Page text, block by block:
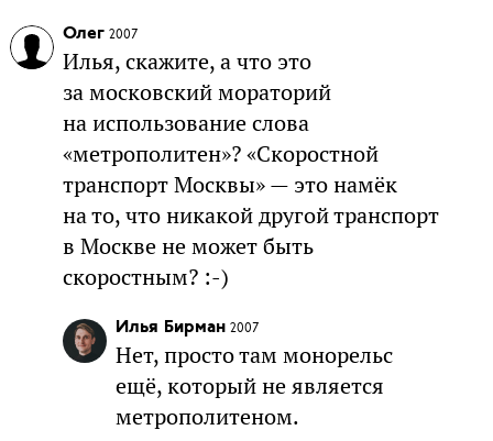
Олег 2007
Илья, скажите, а что это
за московский мораторий
на использование слова
«метрополитен»? «Скоростной
транспорт Москвы» — это намёк
на то, что никакой другой транспорт
в Москве не может быть
скоростным? :-)
Илья Бирман 2007
Нет, просто там монорельс
ещё, который не является
метрополитеном.